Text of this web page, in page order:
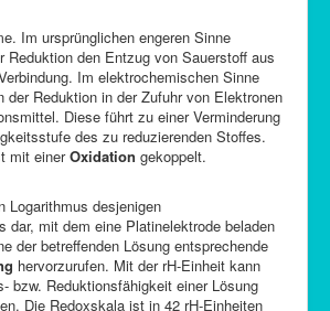
Im ursprünglichen engeren Sinne
Reduktion den Entzug von Sauerstoff aus
Im elektrochemischen Sinne
der Reduktion in der Zufuhr von Elektronen
Diese führt zu einer Verminderung
des zu reduzierenden Stoffes.
mit einerOxidation gekoppelt.
Logarithmus desjenigen
dar, mit dem eine Platinelektrode beladen
der betreffenden Lösung entsprechende
hervorzurufen. Mit der rH-Einheit kann
bzw. Reduktionsfähigkeit einer Lösung
Die Redoxskala ist in 42 rH-Einheiten